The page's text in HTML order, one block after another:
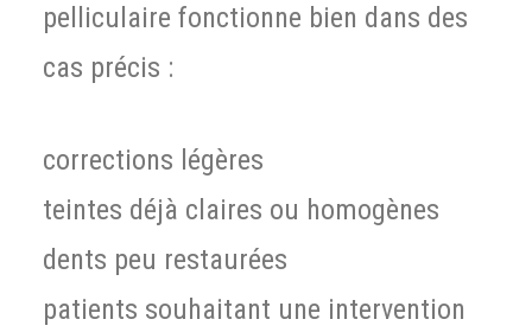
pelliculaire fonctionne bien dans des
cas précis :
corrections légères
teintes déjà claires ou homogènes
dents peu restaurées
patients souhaitant une intervention